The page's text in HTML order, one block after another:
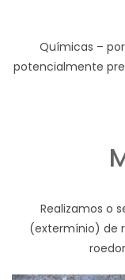
Químicas –
potencialmente
Realizamos o
(extermínio) de